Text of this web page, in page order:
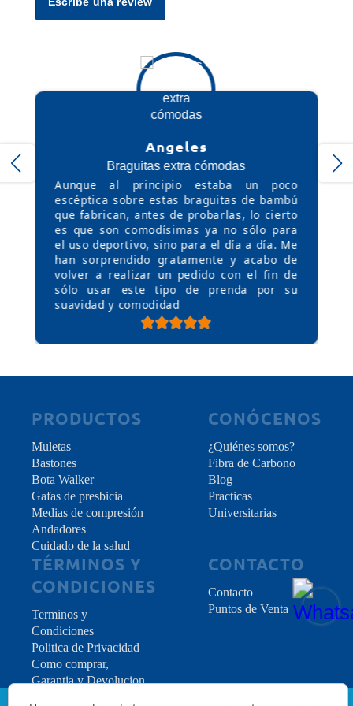
frente a alergias o eczemas comunes causados
por materiales sintéticos.
Angeles
Braguitas extra cómodas
Aunque al principio estaba un poco
escéptica sobre estas braguitas de bambú
que fabrican, antes de probarlas, lo cierto
es que son comodísimas ya no sólo para
el uso deportivo, sino para el día a día. Me
han sorprendido gratamente y acabo de
volver a realizar un pedido con el fin de
sólo usar este tipo de prenda por su
suavidad y comodidad
PRODUCTOS
Muletas
Bastones
Bota Walker
Gafas de presbicia
Medias de compresión
Andadores
Cuidado de la salud
CONÓCENOS
¿Quiénes somos?
Fibra de Carbono
Blog
Practicas
Universitarias
TÉRMINOS Y
CONDICIONES
Terminos y
Condiciones
Politica de Privacidad
Como comprar,
Garantia y Devolucion
CONTACTO
Contacto
Puntos de Venta